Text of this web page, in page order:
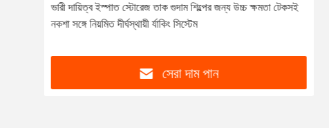
ভারী দায়িত্ব ইস্পাত স্টোরেজ তাক গুদাম শিল্পের জন্য উচ্চ ক্ষমতা টেকসই
নকশা সঙ্গে নিয়মিত দীর্ঘস্থায়ী র্যাকিং সিস্টেম
সেরা দাম পান